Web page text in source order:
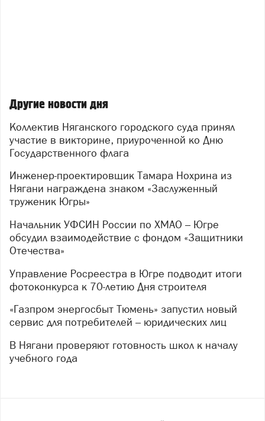
Другие новости дня
Коллектив Няганского городского суда принял
участие в викторине, приуроченной ко Дню
Государственного флага
Инженер-проектировщик Тамара Нохрина из
Нягани награждена знаком «Заслуженный
труженик Югры»
Начальник УФСИН России по ХМАО – Югре
обсудил взаимодействие с фондом «Защитники
Отечества»
Управление Росреестра в Югре подводит итоги
фотоконкурса к 70-летию Дня строителя
«Газпром энергосбыт Тюмень» запустил новый
сервис для потребителей – юридических лиц
В Нягани проверяют готовность школ к началу
учебного года